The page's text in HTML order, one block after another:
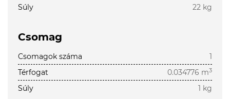
Súly
22 kg
Csomag
Csomagok száma
1
Térfogat
0.034776 m3
Súly 1 kg